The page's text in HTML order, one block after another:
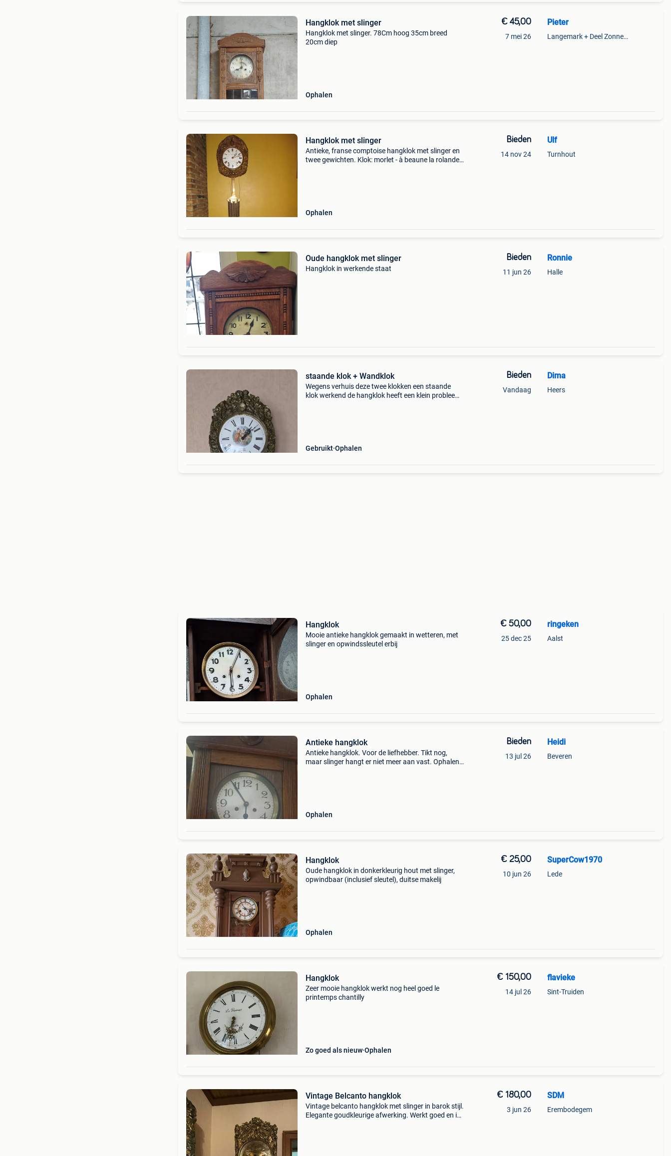
Hangklok met slinger
Hangklok met slinger. 78Cm hoog 35cm breed
20cm diep
Ophalen
€ 45,00
7 mei 26
Pieter
Langemark + Deel Zonnebeke
Hangklok met slinger
Antieke, franse comptoise hangklok met slinger en
twee gewichten. Klok: morlet - à beaune la rolande.
Ophalen
Bieden
14 nov 24
Ulf
Turnhout
Oude hangklok met slinger
Hangklok in werkende staat
Bieden
11 jun 26
Ronnie
Halle
staande klok + Wandklok
Wegens verhuis deze twee klokken een staande
klok werkend de hangklok heeft een klein probleem
Gebruikt Ophalen
Bieden
Vandaag
Dima
Heers
Hangklok
Mooie antieke hangklok gemaakt in wetteren, met
slinger en opwindssleutel erbij
Ophalen
€ 50,00
25 dec 25
ringeken
Aalst
Antieke hangklok
Antieke hangklok. Voor de liefhebber. Tikt nog,
maar slinger hangt er niet meer aan vast. Ophalen
Ophalen
Bieden
13 jul 26
Heidi
Beveren
Hangklok
Oude hangklok in donkerkleurig hout met slinger,
opwindbaar (inclusief sleutel), duitse makelij
Ophalen
€ 25,00
10 jun 26
SuperCow1970
Lede
Hangklok
Zeer mooie hangklok werkt nog heel goed le
printemps chantilly
Zo goed als nieuw Ophalen
€ 150,00
14 jul 26
flavieke
Sint-Truiden
Vintage Belcanto hangklok
Vintage belcanto hangklok met slinger in barok stijl.
Elegante goudkleurige afwerking. Werkt goed en is
€ 180,00
3 jun 26
SDM
Erembodegem